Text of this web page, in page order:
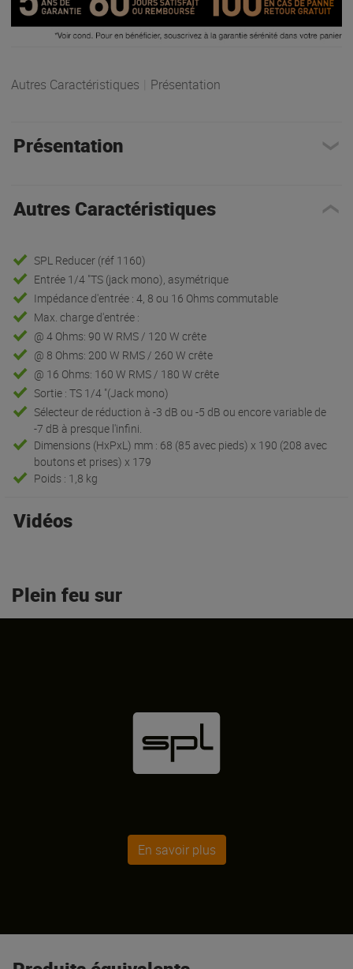
Autres Caractéristiques Présentation
Présentation
Autres Caractéristiques
SPL Reducer (réf 1160)
Entrée 1/4 "TS (jack mono), asymétrique
Impédance d'entrée : 4, 8 ou 16 Ohms commutable
Max. charge d'entrée :
@ 4 Ohms: 90 W RMS / 120 W crête
@ 8 Ohms: 200 W RMS / 260 W crête
@ 16 Ohms: 160 W RMS / 180 W crête
Sortie : TS 1/4 "(Jack mono)
Sélecteur de réduction à -3 dB ou -5 dB ou encore variable de
-7 dB à presque l'infini.
Dimensions (HxPxL) mm : 68 (85 avec pieds) x 190 (208 avec
boutons et prises) x 179
Poids : 1,8 kg
Vidéos
Plein feu sur
En savoir plus